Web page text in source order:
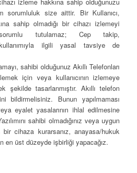
izleme hakkına sahip olduğunuzu
sorumluluk size aittir. Bir Kullanıcı,
sahip olmadığı bir cihazı izlemeyi
tutulamaz; Cep takip,
kullanımıyla ilgili yasal tavsiye de
sahibi olduğunuz Akıllı Telefonları
için veya kullanıcının izlemeye
şekilde tasarlanmıştır. Akıllı telefon
bildirmelisiniz. Bunun yapılmaması
eyalet yasalarının ihlal edilmesine
sahibi olmadığınız veya uygun
cihaza kurarsanız, anayasa/hukuk
en üst düzeyde işbirliği yapacağız.